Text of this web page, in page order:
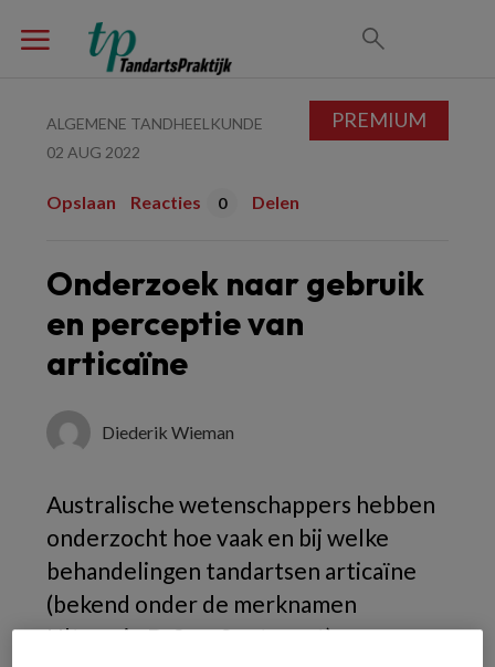
ALGEMENE TANDHEELKUNDE
02 AUG 2022
Opslaan Reacties 0 Delen
Onderzoek naar gebruik
en perceptie van
articaïne
Diederik Wieman
Australische wetenschappers hebben
onderzocht hoe vaak en bij welke
behandelingen tandartsen articaïne
(bekend onder de merknamen
Ultracain D-S en Septanest)
PREMIUM